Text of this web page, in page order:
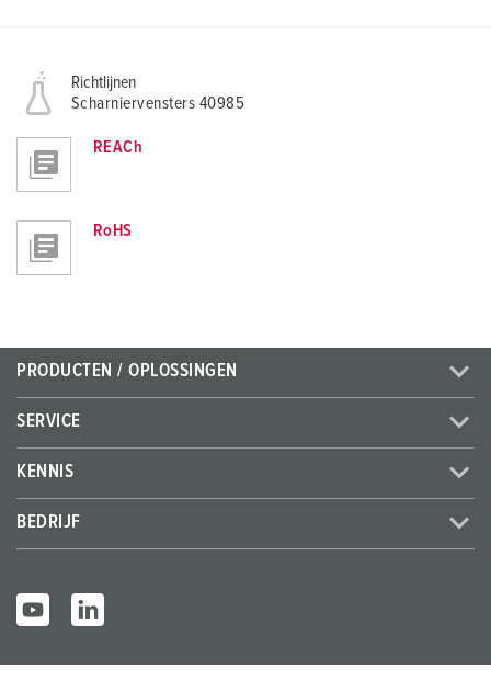
Richtlijnen
Scharniervensters 40985
REACh
RoHS
PRODUCTEN / OPLOSSINGEN
SERVICE
KENNIS
BEDRIJF